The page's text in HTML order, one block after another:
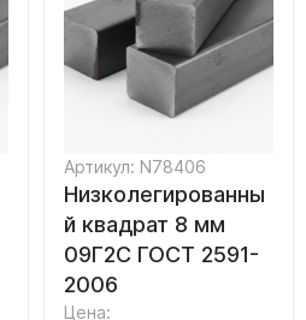
Артикул: N78406
Низколегированны
й квадрат 8 мм
09Г2С ГОСТ 2591-
2006
Цена: